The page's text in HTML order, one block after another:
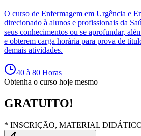
O curso de Enfermagem em Urgência e
direcionado à alunos e profissionais da
seus conhecimentos ou se aprofundar,
e obterem carga horária para prova de
demais atividades.
40 à 80 Horas
Obtenha o curso hoje mesmo
GRATUITO!
* INSCRIÇÃO, MATERIAL